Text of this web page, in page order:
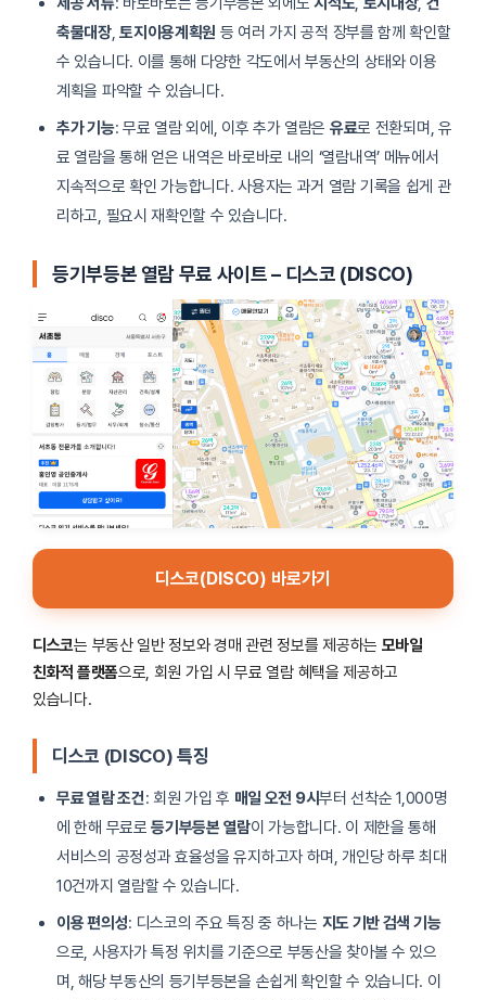
축물대장,토지이용계획원 등 여러 가지 공적 장부를 함께 확인할
수 있습니다. 이를 통해 다양한 각도에서 부동산의 상태와 이용
계획을 파악할 수 있습니다.
추가 기능: 무료 열람 외에, 이후 추가 열람은 유료로 전환되며, 유
료 열람을 통해 얻은 내역은 바로바로 내의 ‘열람내역’ 메뉴에서
지속적으로 확인 가능합니다. 사용자는 과거 열람 기록을 쉽게 관
리하고, 필요시 재확인할 수 있습니다.
등기부등본 열람 무료 사이트 – 디스코 (DISCO)
디스코(DISCO) 바로가기
디스코는 부동산 일반 정보와 경매 관련 정보를 제공하는 모바일
친화적 플랫폼으로, 회원 가입 시 무료 열람 혜택을 제공하고
있습니다.
디스코 (DISCO) 특징
무료 열람 조건: 회원 가입 후 매일 오전 9시부터 선착순 1,000명
에 한해 무료로등기부등본 열람이 가능합니다. 이 제한을 통해
서비스의 공정성과 효율성을 유지하고자 하며, 개인당 하루 최대
10건까지 열람할 수 있습니다.
이용 편의성: 디스코의 주요 특징 중 하나는 지도 기반 검색 기능
으로, 사용자가 특정 위치를 기준으로 부동산을 찾아볼 수 있으
며, 해당 부동산의 등기부등본을 손쉽게 확인할 수 있습니다. 이